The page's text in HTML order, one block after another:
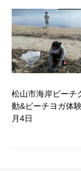
松山市海岸ビーチ
動&ビーチヨガ体
月4日